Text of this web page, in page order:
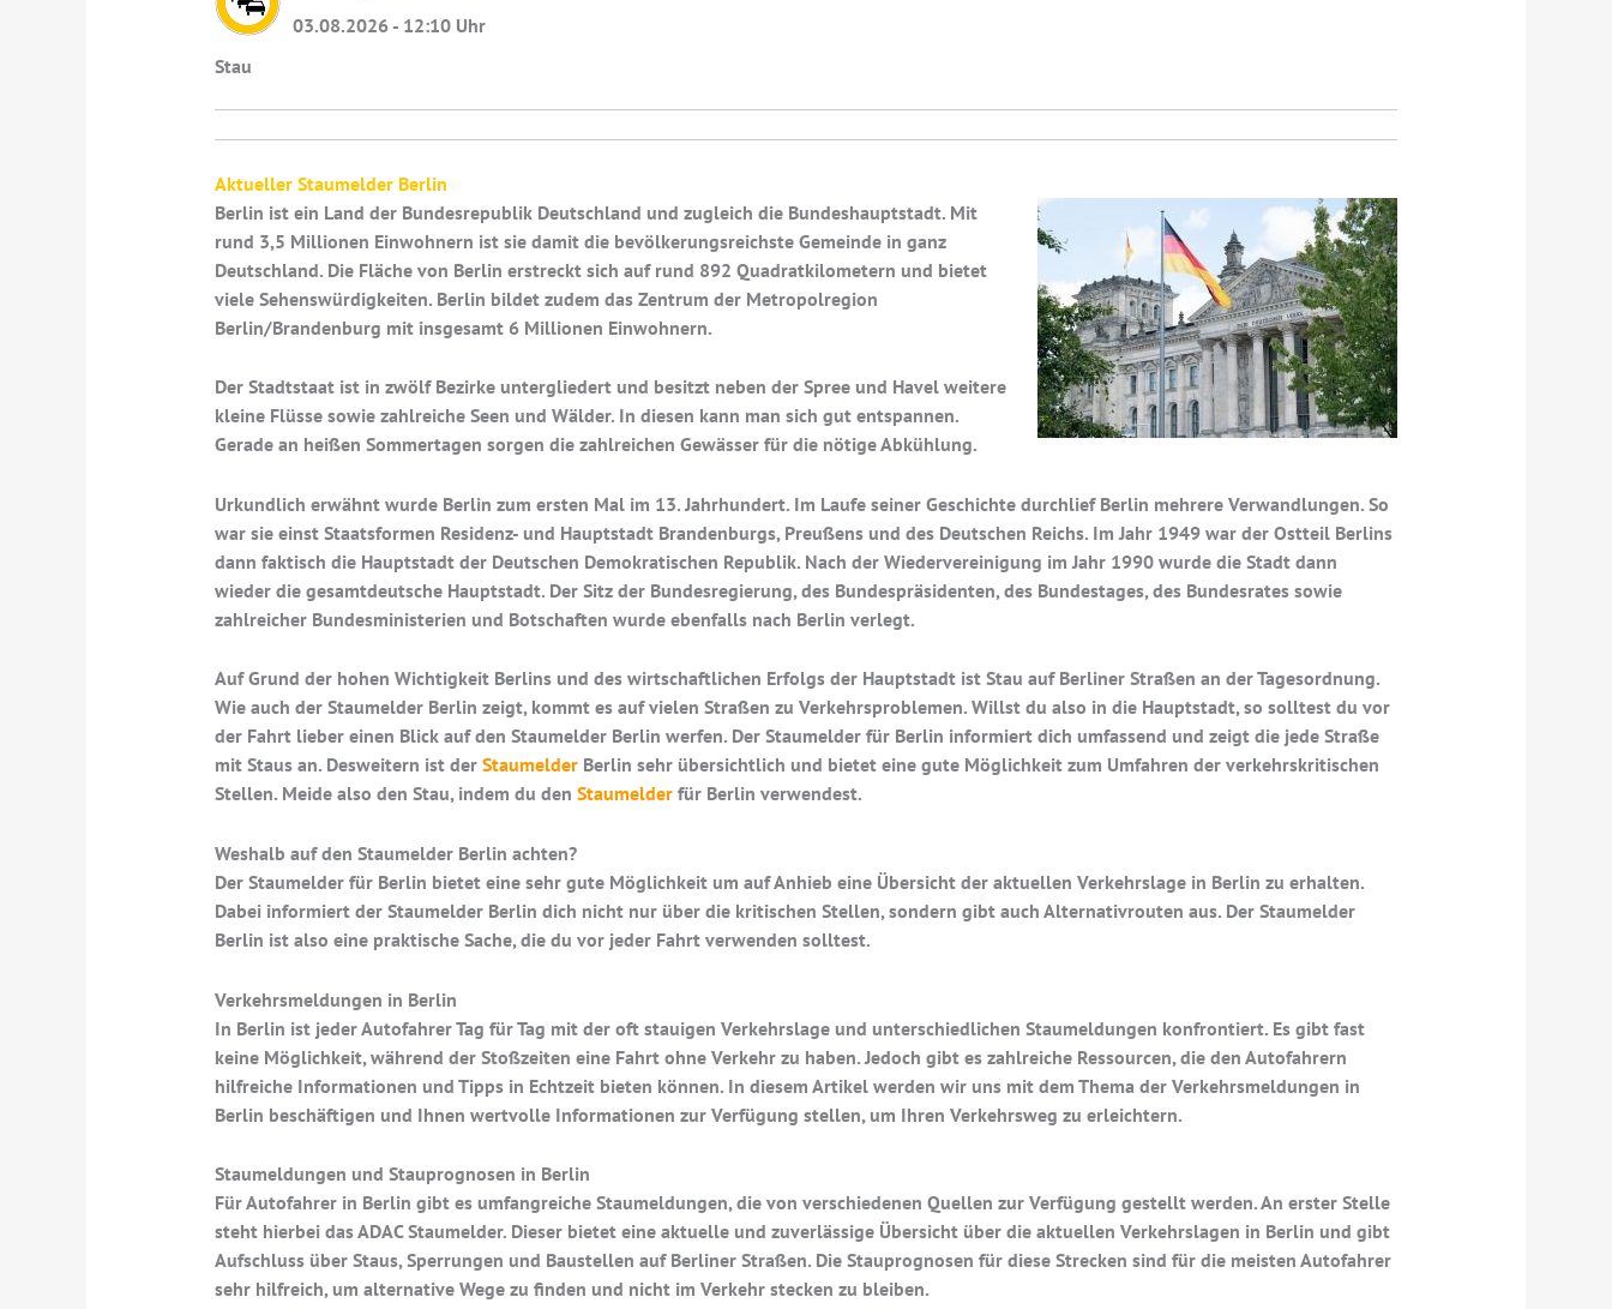
03.08.2026 - 12:10 Uhr
Stau
Aktueller Staumelder Berlin
Berlin ist ein Land der Bundesrepublik Deutschland und zugleich die Bundeshauptstadt. Mit
rund 3,5 Millionen Einwohnern ist sie damit die bevölkerungsreichste Gemeinde in ganz
Deutschland. Die Fläche von Berlin erstreckt sich auf rund 892 Quadratkilometern und bietet
viele Sehenswürdigkeiten. Berlin bildet zudem das Zentrum der Metropolregion
Berlin/Brandenburg mit insgesamt 6 Millionen Einwohnern.
Der Stadtstaat ist in zwölf Bezirke untergliedert und besitzt neben der Spree und Havel weitere
kleine Flüsse sowie zahlreiche Seen und Wälder. In diesen kann man sich gut entspannen.
Gerade an heißen Sommertagen sorgen die zahlreichen Gewässer für die nötige Abkühlung.
Urkundlich erwähnt wurde Berlin zum ersten Mal im 13. Jahrhundert. Im Laufe seiner Geschichte durchlief Berlin mehrere Verwandlungen. So
war sie einst Staatsformen Residenz- und Hauptstadt Brandenburgs, Preußens und des Deutschen Reichs. Im Jahr 1949 war der Ostteil Berlins
dann faktisch die Hauptstadt der Deutschen Demokratischen Republik. Nach der Wiedervereinigung im Jahr 1990 wurde die Stadt dann
wieder die gesamtdeutsche Hauptstadt. Der Sitz der Bundesregierung, des Bundespräsidenten, des Bundestages, des Bundesrates sowie
zahlreicher Bundesministerien und Botschaften wurde ebenfalls nach Berlin verlegt.
Auf Grund der hohen Wichtigkeit Berlins und des wirtschaftlichen Erfolgs der Hauptstadt ist Stau auf Berliner Straßen an der Tagesordnung.
Wie auch der Staumelder Berlin zeigt, kommt es auf vielen Straßen zu Verkehrsproblemen. Willst du also in die Hauptstadt, so solltest du vor
der Fahrt lieber einen Blick auf den Staumelder Berlin werfen. Der Staumelder für Berlin informiert dich umfassend und zeigt die jede Straße
mit Staus an. Desweitern ist der StaumelderBerlin sehr übersichtlich und bietet eine gute Möglichkeit zum Umfahren der verkehrskritischen
Stellen. Meide also den Stau, indem du den Staumelderfür Berlin verwendest.
Weshalb auf den Staumelder Berlin achten?
Der Staumelder für Berlin bietet eine sehr gute Möglichkeit um auf Anhieb eine Übersicht der aktuellen Verkehrslage in Berlin zu erhalten.
Dabei informiert der Staumelder Berlin dich nicht nur über die kritischen Stellen, sondern gibt auch Alternativrouten aus. Der Staumelder
Berlin ist also eine praktische Sache, die du vor jeder Fahrt verwenden solltest.
Verkehrsmeldungen in Berlin
In Berlin ist jeder Autofahrer Tag für Tag mit der oft stauigen Verkehrslage und unterschiedlichen Staumeldungen konfrontiert. Es gibt fast
keine Möglichkeit, während der Stoßzeiten eine Fahrt ohne Verkehr zu haben. Jedoch gibt es zahlreiche Ressourcen, die den Autofahrern
hilfreiche Informationen und Tipps in Echtzeit bieten können. In diesem Artikel werden wir uns mit dem Thema der Verkehrsmeldungen in
Berlin beschäftigen und Ihnen wertvolle Informationen zur Verfügung stellen, um Ihren Verkehrsweg zu erleichtern.
Staumeldungen und Stauprognosen in Berlin
Für Autofahrer in Berlin gibt es umfangreiche Staumeldungen, die von verschiedenen Quellen zur Verfügung gestellt werden. An erster Stelle
steht hierbei das ADAC Staumelder. Dieser bietet eine aktuelle und zuverlässige Übersicht über die aktuellen Verkehrslagen in Berlin und gibt
Aufschluss über Staus, Sperrungen und Baustellen auf Berliner Straßen. Die Stauprognosen für diese Strecken sind für die meisten Autofahrer
sehr hilfreich, um alternative Wege zu finden und nicht im Verkehr stecken zu bleiben.